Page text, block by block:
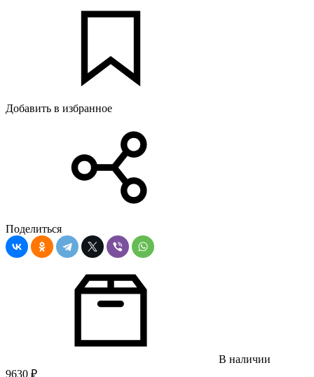
Добавить в избранное
Поделиться
В наличии
9630 ₽